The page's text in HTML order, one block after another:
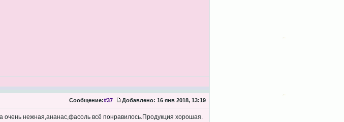
Сообщение:#37 Добавлено: 16 янв 2018, 13:19
очень нежная,ананас,фасоль всё понравилось.Продукция хорошая.